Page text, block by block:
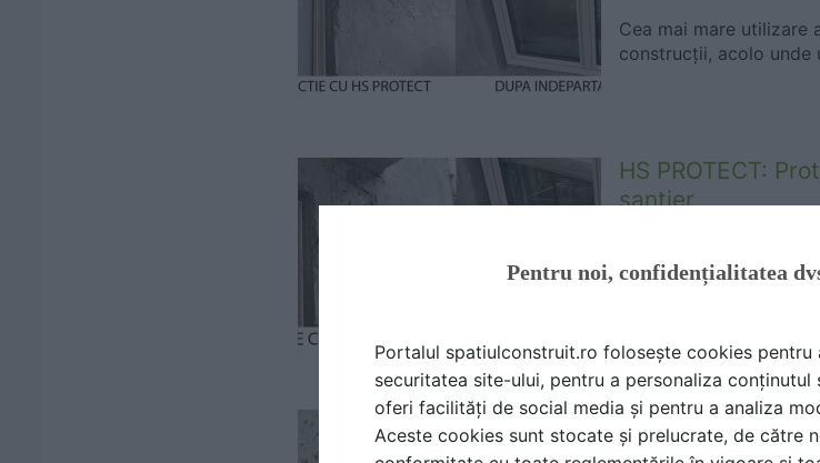
Cea mai mare utilizare
construcții, acolo
HS PROTECT:
șantier
Foliile lichide de
exfoliabile sau
Pelicule lichide de
eficientă
Pentru noi, confidențialitatea
Portalul spatiulconstruit.ro folosește cookies pentru
securitatea site-ului, pentru a personaliza
oferi facilități de social media și pentru a analiza
Aceste cookies sunt stocate și prelucrate, de către